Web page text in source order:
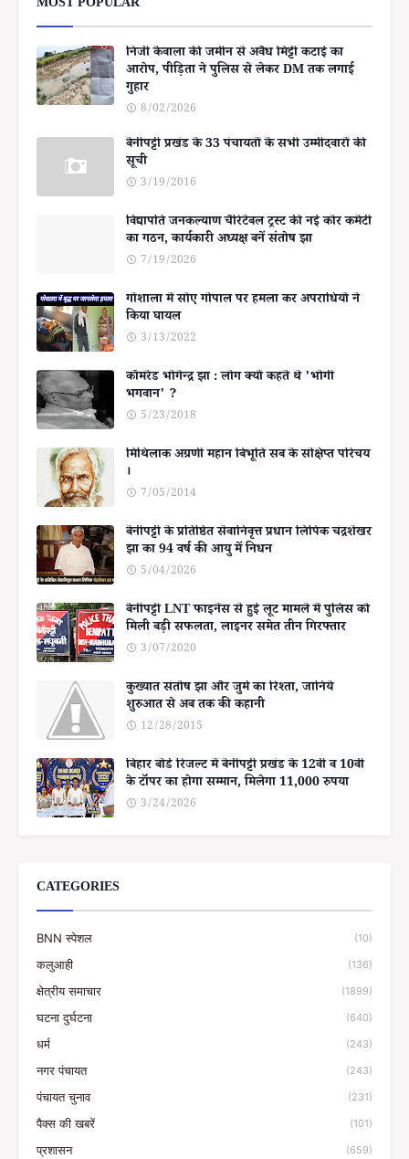
MOST POPULAR
निजी केवाला की जमीन से अवैध मिट्टी कटाई का
आरोप, पीड़िता ने पुलिस से लेकर DM तक लगाई
गुहार
8/02/2026
बेनीपट्टी प्रखंड के 33 पंचायतों के सभी उम्मीदवारों की
सूची
3/19/2016
विद्यापति जनकल्याण चैरिटेबल ट्रस्ट की नई कोर कमेटी
का गठन, कार्यकारी अध्यक्ष बनें संतोष झा
7/19/2026
गोशाला में सोए गोपाल पर हमला कर अपराधियों ने
किया घायल
3/13/2022
कॉमरेड भोगेन्द्र झा : लोग क्यों कहते थे 'भोगी
भगवान' ?
5/23/2018
मिथिलाक अग्रणी महान बिभूति सब के संक्षिप्त परिचय
।
7/05/2014
बेनीपट्टी के प्रतिष्ठित सेवानिवृत्त प्रधान लिपिक चंद्रशेखर
झा का 94 वर्ष की आयु में निधन
5/04/2026
बेनीपट्टी LNT फाइनेंस से हुई लूट मामले में पुलिस को
मिली बड़ी सफलता, लाइनर समेत तीन गिरफ्तार
3/07/2020
कुख्यात संतोष झा और जुर्म का रिश्ता, जानिये
शुरुआत से अब तक की कहानी
12/28/2015
बिहार बोर्ड रिजल्ट में बेनीपट्टी प्रखंड के 12वीं व 10वीं
के टॉपर का होगा सम्मान, मिलेगा 11,000 रुपया
3/24/2026
CATEGORIES
BNN स्पेशल (10)
कलुआही (136)
क्षेत्रीय समाचार (1899)
घटना दुर्घटना (640)
धर्म (243)
नगर पंचायत (243)
पंचायत चुनाव (231)
पैक्स की खबरें (101)
प्रशासन (659)